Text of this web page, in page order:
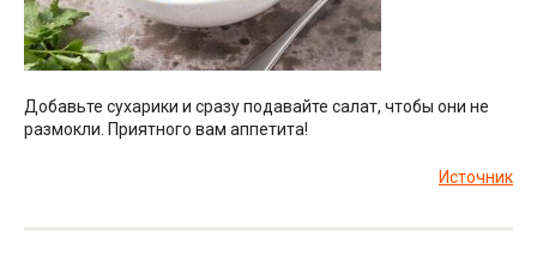
Добавьте сухарики и сразу подавайте салат, чтобы они не
размокли. Приятного вам аппетита!
Источник